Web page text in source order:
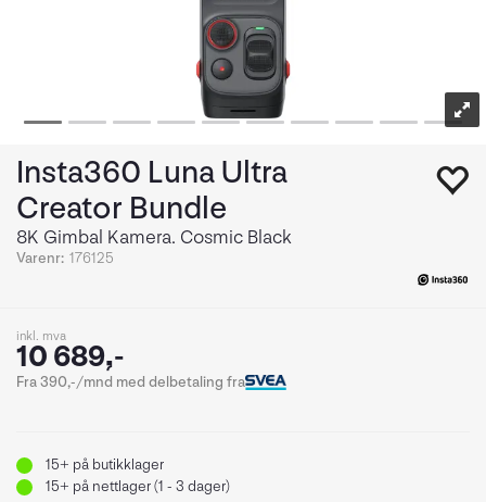
Insta360 Luna Ultra
Creator Bundle
8K Gimbal Kamera. Cosmic Black
Varenr: 176125
inkl. mva
10 689,-
Fra 390,-/mnd med delbetaling fra
15+ på butikklager
15+ på nettlager (1 - 3 dager)